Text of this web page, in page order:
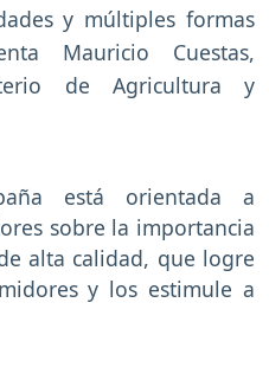
y múltiples formas
Mauricio Cuestas,
de Agricultura y
está orientada a
sobre la importancia
alta calidad, que logre
y los estimule a